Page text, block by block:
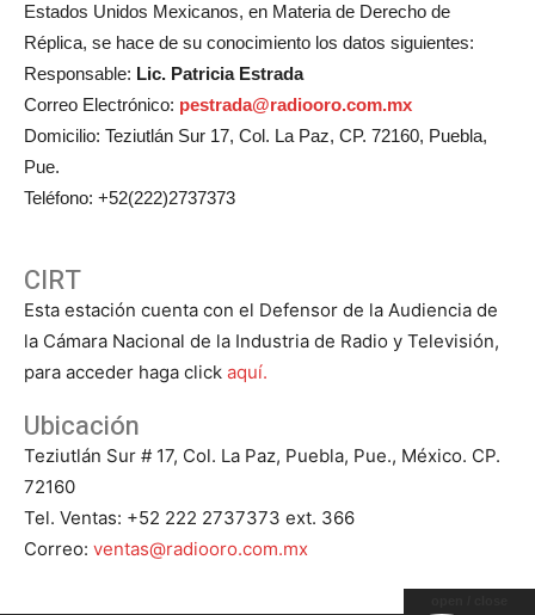
Estados Unidos Mexicanos, en Materia de Derecho de
Réplica, se hace de su conocimiento los datos siguientes:
Responsable: Lic. Patricia Estrada
Correo Electrónico: pestrada@radiooro.com.mx
Domicilio: Teziutlán Sur 17, Col. La Paz, CP. 72160, Puebla,
Pue.
Teléfono: +52(222)2737373
CIRT
Esta estación cuenta con el Defensor de la Audiencia de
la Cámara Nacional de la Industria de Radio y Televisión,
para acceder haga click aquí.
Ubicación
Teziutlán Sur # 17, Col. La Paz, Puebla, Pue., México. CP.
72160
Tel. Ventas: +52 222 2737373 ext. 366
Correo: ventas@radiooro.com.mx